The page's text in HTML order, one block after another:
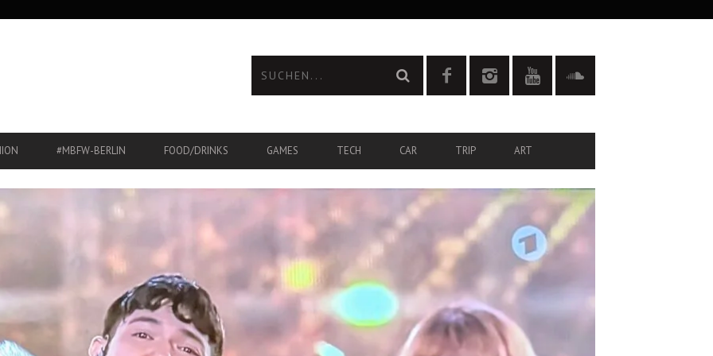
#MBFW-BERLIN FOOD/DRINKS GAMES TECH CAR TRIP ART